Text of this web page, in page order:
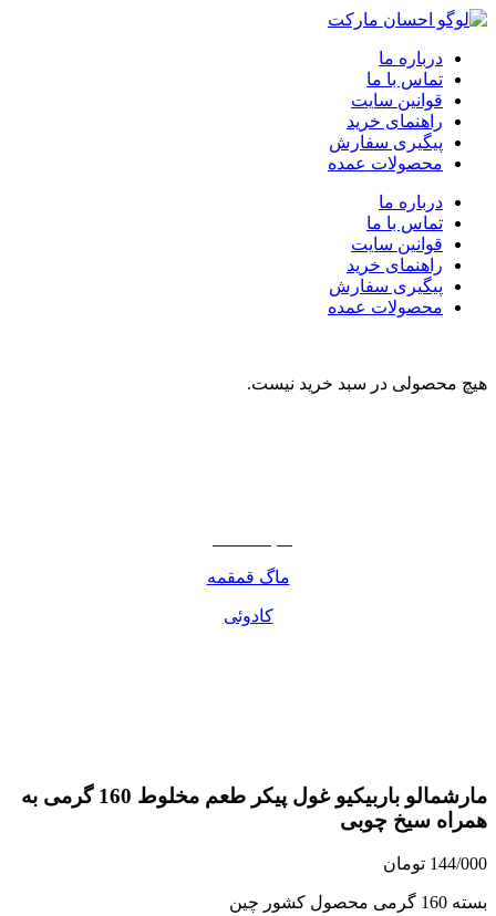
درباره ما
تماس با ما
قوانین سایت
راهنمای خرید
پیگیری سفارش
محصولات عمده
درباره ما
تماس با ما
قوانین سایت
راهنمای خرید
پیگیری سفارش
محصولات عمده
هیچ محصولی در سبد خرید نیست.
ماگ قمقمه
کادوئی
مارشمالو باربیکیو غول پیکر طعم مخلوط 160 گرمی به
همراه سیخ چوبی
144/000 تومان
بسته 160 گرمی محصول کشور چین